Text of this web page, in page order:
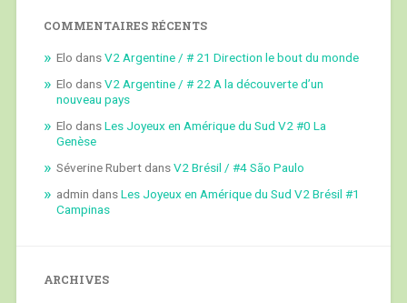
COMMENTAIRES RÉCENTS
Elo dansV2 Argentine / # 21 Direction le bout du monde
Elo dansV2 Argentine / # 22 A la découverte d’un
nouveau pays
Elo dansLes Joyeux en Amérique du Sud V2 #0 La
Genèse
Séverine RubertdansV2 Brésil / #4 São Paulo
admin dansLes Joyeux en Amérique du Sud V2 Brésil #1
Campinas
ARCHIVES